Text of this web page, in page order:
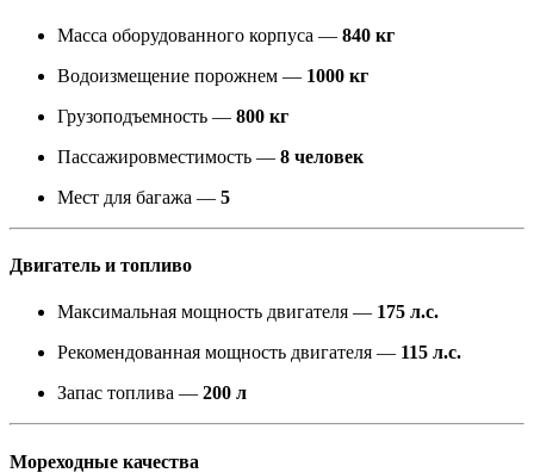
Масса оборудованного корпуса — 840 кг
Водоизмещение порожнем — 1000 кг
Грузоподъемность — 800 кг
Пассажировместимость — 8 человек
Мест для багажа — 5
Двигатель и топливо
Максимальная мощность двигателя — 175 л.с.
Рекомендованная мощность двигателя — 115 л.с.
Запас топлива — 200 л
Мореходные качества